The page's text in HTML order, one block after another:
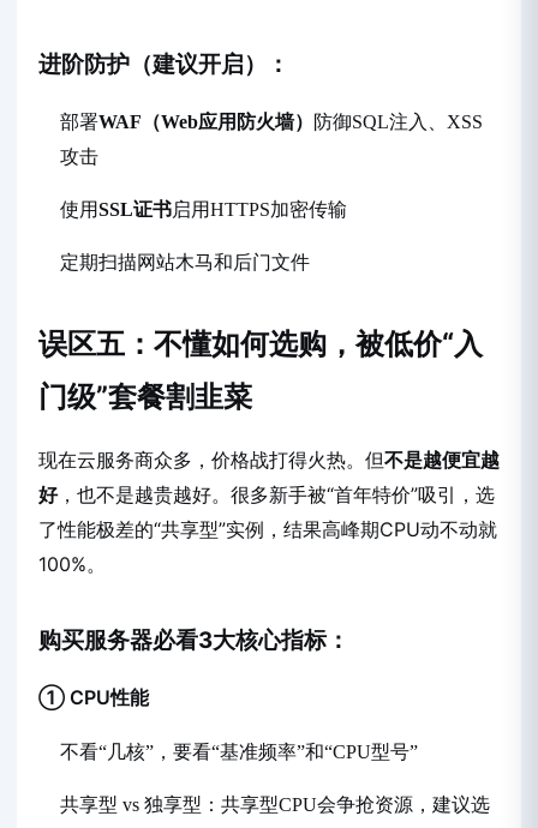
进阶防护（建议开启）：
部署WAF（Web应用防火墙）
防御SQL注入、XSS
攻击
使用SSL证书启用HTTPS加密传输
定期扫描网站木马和后门文件
误区五：不懂如何选购，被低价“入
门级”套餐割韭菜
现在云服务商众多，价格战打得火热。但不是越便宜越
好，也不是越贵越好。很多新手被“首年特价”吸引，选
了性能极差的“共享型”实例，结果高峰期CPU动不动就
100%。
购买服务器必看3大核心指标：
① CPU性能
不看“几核”，要看“基准频率”和“CPU型号”
共享型 vs 独享型：共享型CPU会争抢资源，建议选